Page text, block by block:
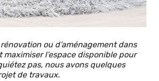
ou d’aménagement dans
l’espace disponible pour
pas, nous avons quelques
de travaux.